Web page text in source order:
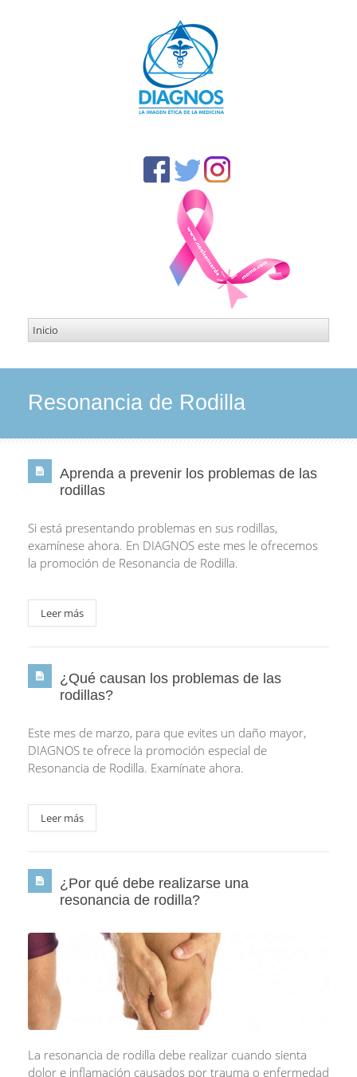
Resonancia de Rodilla
Aprenda a prevenir los problemas de las
rodillas
Si está presentando problemas en sus rodillas,
examínese ahora. En DIAGNOS este mes le ofrecemos
la promoción de Resonancia de Rodilla.
Leer más
¿Qué causan los problemas de las
rodillas?
Este mes de marzo, para que evites un daño mayor,
DIAGNOS te ofrece la promoción especial de
Resonancia de Rodilla. Examínate ahora.
Leer más
¿Por qué debe realizarse una
resonancia de rodilla?
La resonancia de rodilla debe realizar cuando sienta
dolor e inflamación causados por trauma o enfermedad